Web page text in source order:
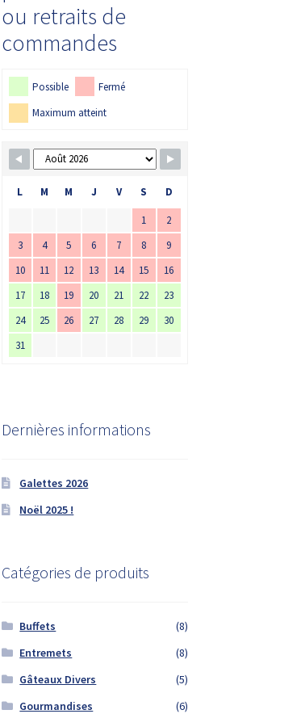
ou retraits de
commandes
Possible
Fermé
Maximum atteint
L M M J V S D
1
2
3
4 5 6 7 8
9
10
11 12 13 14 15
16
17
18 19 20 21 22
23
24
25 26 27 28 29
30
31
Dernières informations
Galettes 2026
Noël 2025 !
Catégories de produits
Buffets
(8)
Entremets
(8)
Gâteaux Divers
(5)
Gourmandises
(6)